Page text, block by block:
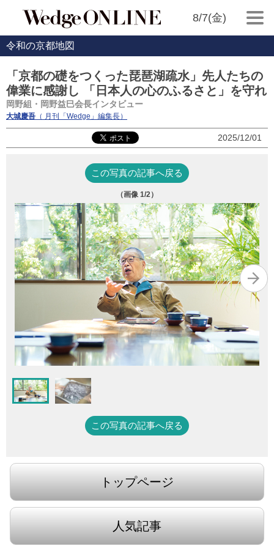
8/7(金)
令和の京都地図
「京都の礎をつくった琵琶湖疏水」先人たちの
偉業に感謝し 「日本人の心のふるさと」を守れ
岡野組・岡野益巳会長インタビュー
大城慶吾 （ 月刊「Wedge」編集長）
2025/12/01
この写真の記事へ戻る
（画像 1/2）
この写真の記事へ戻る
トップページ
人気記事